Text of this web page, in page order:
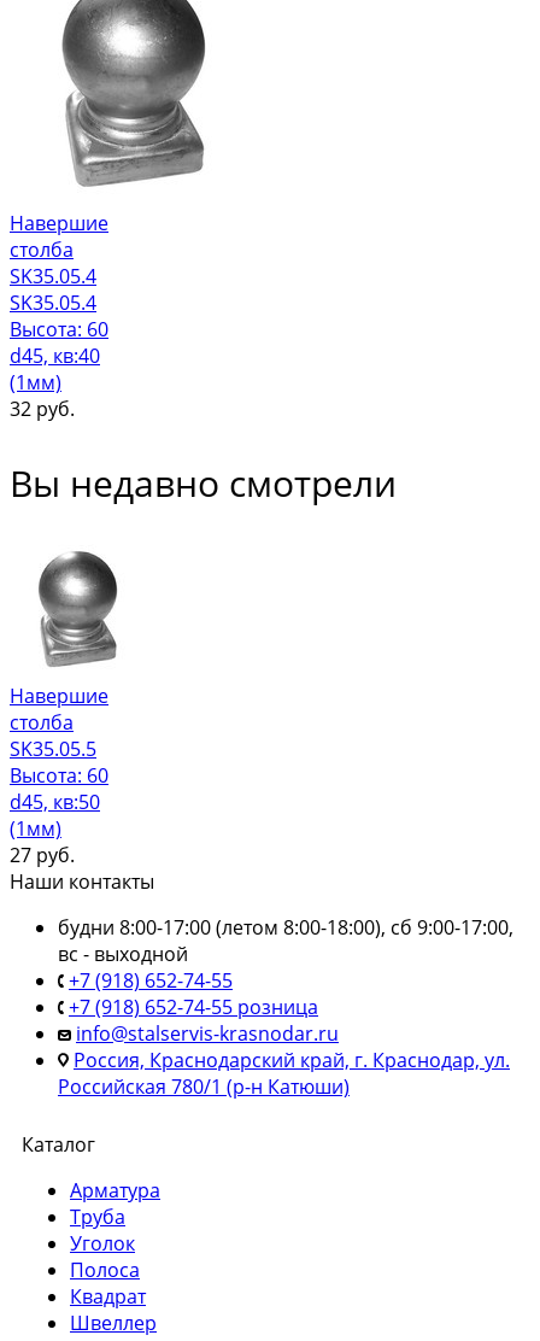
Навершие
столба
SK35.05.4
SK35.05.4
Высота: 60
d45, кв:40
(1мм)
32 руб.
Вы недавно смотрели
Навершие
столба
SK35.05.5
Высота: 60
d45, кв:50
(1мм)
27 руб.
Наши контакты
будни 8:00-17:00 (летом 8:00-18:00), сб 9:00-17:00,
вс - выходной
+7 (918) 652-74-55
+7 (918) 652-74-55 розница
info@stalservis-krasnodar.ru
Россия, Краснодарский край, г. Краснодар, ул.
Российская 780/1 (р-н Катюши)
Каталог
Арматура
Труба
Уголок
Полоса
Квадрат
Швеллер